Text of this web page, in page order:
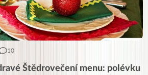
10
Štědrovečení menu: polévku